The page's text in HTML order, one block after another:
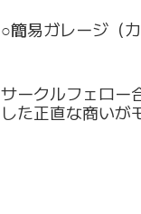
○簡易ガレージ（
サークルフェロー
した正直な商いが